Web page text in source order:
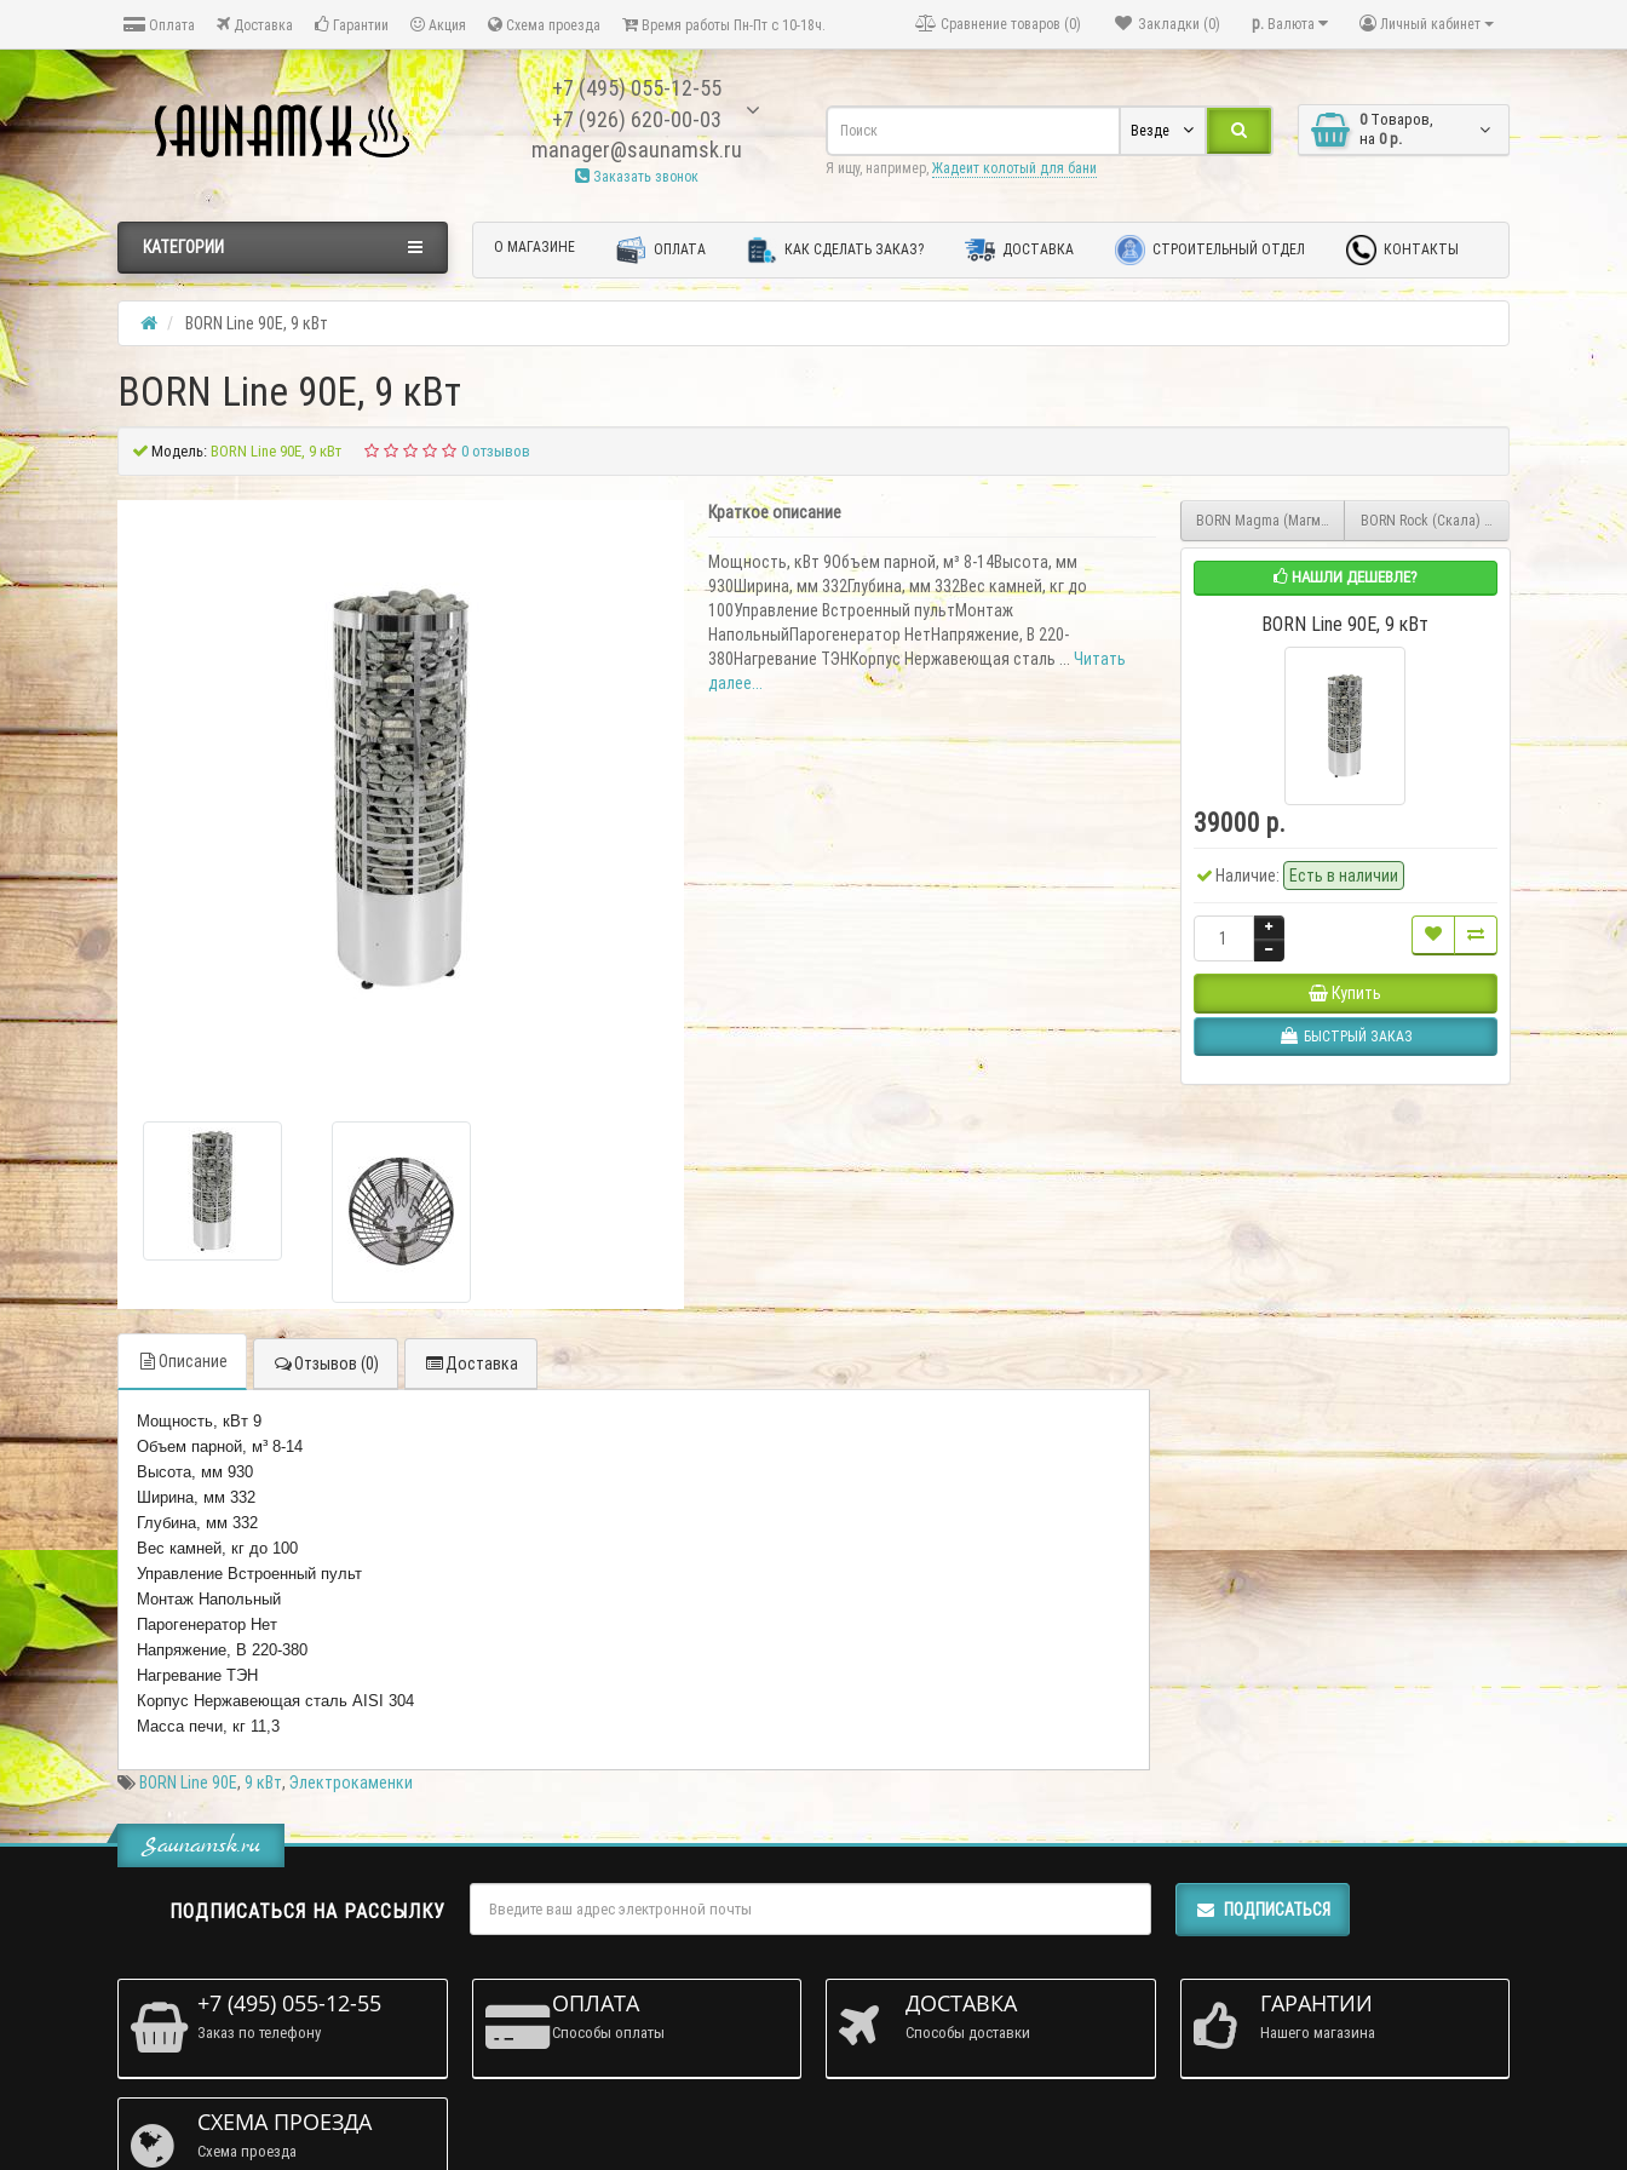
Оплата Доставка Гарантии Акция Схема проезда Время работы Пн-Пт с 10-18ч. Личный кабинет
р. Валюта
Закладки (0)
Сравнение товаров (0)
+7 (495) 055-12-55
+7 (926) 620-00-03
manager@saunamsk.ru
Заказать звонок
0 Tоваров,
на 0 р.
Везде
Я ищу, например, Жадеит колотый для бани
О МАГАЗИНЕ ОПЛАТА КАК СДЕЛАТЬ ЗАКАЗ? ДОСТАВКА СТРОИТЕЛЬНЫЙ ОТДЕЛ КОНТАКТЫ
КАТЕГОРИИ
BORN Line 90E, 9 кВт
BORN Line 90E, 9 кВт
Модель:BORN Line 90E, 9 кВт 0 отзывов
Краткое описание
Мощность, кВт 9Объем парной, м³ 8-14Высота, мм
930Ширина, мм 332Глубина, мм 332Вес камней, кг до
100Управление Встроенный пультМонтаж
НапольныйПарогенератор НетНапряжение, В 220-
380Нагревание ТЭНКорпус Нержавеющая сталь ... Читать
далее...
BORN Magma (Магма) Р360E, 36 кВтBORN Rock (Скала) B100E, 9 кВт, G
НАШЛИ ДЕШЕВЛЕ?
BORN Line 90E, 9 кВт
39000 р.
Наличие: Есть в наличии
Купить
БЫСТРЫЙ ЗАКАЗ
Описание Отзывов (0) Доставка
Мощность, кВт 9
Объем парной, м³ 8-14
Высота, мм 930
Ширина, мм 332
Глубина, мм 332
Вес камней, кг до 100
Управление Встроенный пульт
Монтаж Напольный
Парогенератор Нет
Напряжение, В 220-380
Нагревание ТЭН
Корпус Нержавеющая сталь AISI 304
Масса печи, кг 11,3
BORN Line 90E, 9 кВт, Электрокаменки
Saunamsk.ru
ПОДПИСАТЬСЯ НА РАССЫЛКУ ПОДПИСАТЬСЯ
+7 (495) 055-12-55
Заказ по телефону
ОПЛАТА
Способы оплаты
ДОСТАВКА
Способы доставки
ГАРАНТИИ
Нашего магазина
СХЕМА ПРОЕЗДА
Схема проезда